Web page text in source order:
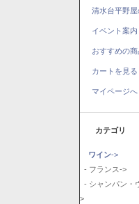
清水台平野屋
イベント案内
おすすめの商
カートを見る
マイページへ
カテゴリ
ワイン->
- フランス->
- シャンパン・
>